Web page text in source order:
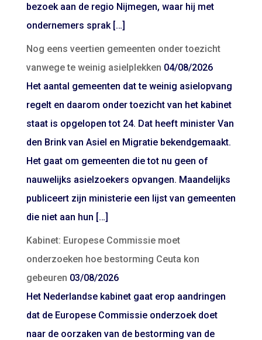
bezoek aan de regio Nijmegen, waar hij met
ondernemers sprak […]
Nog eens veertien gemeenten onder toezicht
vanwege te weinig asielplekken 04/08/2026
Het aantal gemeenten dat te weinig asielopvang
regelt en daarom onder toezicht van het kabinet
staat is opgelopen tot 24. Dat heeft minister Van
den Brink van Asiel en Migratie bekendgemaakt.
Het gaat om gemeenten die tot nu geen of
nauwelijks asielzoekers opvangen. Maandelijks
publiceert zijn ministerie een lijst van gemeenten
die niet aan hun […]
Kabinet: Europese Commissie moet
onderzoeken hoe bestorming Ceuta kon
gebeuren 03/08/2026
Het Nederlandse kabinet gaat erop aandringen
dat de Europese Commissie onderzoek doet
naar de oorzaken van de bestorming van de